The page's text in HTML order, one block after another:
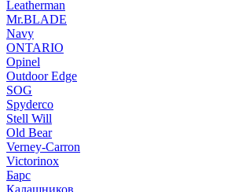
Leatherman
Mr.BLADE
Navy
ONTARIO
Opinel
Outdoor Edge
SOG
Spyderco
Stell Will
Old Bear
Verney-Carron
Victorinox
Барс
Калашников